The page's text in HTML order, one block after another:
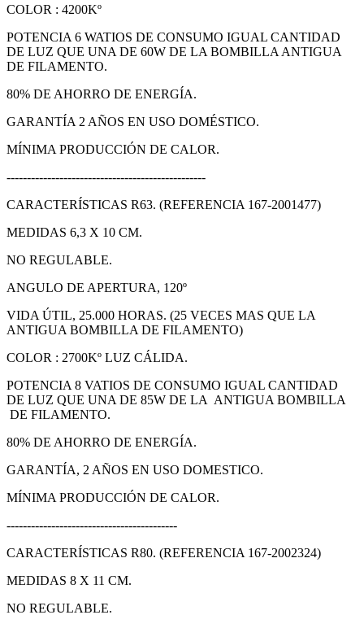
COLOR : 4200Kº
POTENCIA 6 WATIOS DE CONSUMO IGUAL CANTIDAD
DE LUZ QUE UNA DE 60W DE LA BOMBILLA ANTIGUA
DE FILAMENTO.
80% DE AHORRO DE ENERGÍA.
GARANTÍA 2 AÑOS EN USO DOMÉSTICO.
MÍNIMA PRODUCCIÓN DE CALOR.
-------------------------------------------------
CARACTERÍSTICAS R63. (REFERENCIA 167-2001477)
MEDIDAS 6,3 X 10 CM.
NO REGULABLE.
ANGULO DE APERTURA, 120º
VIDA ÚTIL, 25.000 HORAS. (25 VECES MAS QUE LA
ANTIGUA BOMBILLA DE FILAMENTO)
COLOR : 2700Kº LUZ CÁLIDA.
POTENCIA 8 VATIOS DE CONSUMO IGUAL CANTIDAD
DE LUZ QUE UNA DE 85W DE LA ANTIGUA BOMBILLA
DE FILAMENTO.
80% DE AHORRO DE ENERGÍA.
GARANTÍA, 2 AÑOS EN USO DOMESTICO.
MÍNIMA PRODUCCIÓN DE CALOR.
------------------------------------------
CARACTERÍSTICAS R80. (REFERENCIA 167-2002324)
MEDIDAS 8 X 11 CM.
NO REGULABLE.